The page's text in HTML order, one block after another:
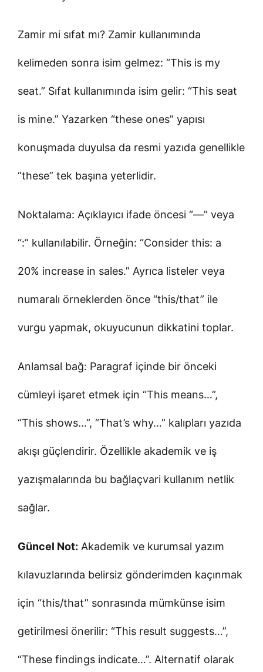
Zamir mi sıfat mı? Zamir kullanımında
kelimeden sonra isim gelmez: “This is my
seat.” Sıfat kullanımında isim gelir: “This seat
is mine.” Yazarken “these ones” yapısı
konuşmada duyulsa da resmi yazıda genellikle
“these” tek başına yeterlidir.
Noktalama: Açıklayıcı ifade öncesi “—” veya
“:” kullanılabilir. Örneğin: “Consider this: a
20% increase in sales.” Ayrıca listeler veya
numaralı örneklerden önce “this/that” ile
vurgu yapmak, okuyucunun dikkatini toplar.
Anlamsal bağ: Paragraf içinde bir önceki
cümleyi işaret etmek için “This means…”,
“This shows…”, “That’s why…” kalıpları yazıda
akışı güçlendirir. Özellikle akademik ve iş
yazışmalarında bu bağlaçvari kullanım netlik
sağlar.
Güncel Not: Akademik ve kurumsal yazım
kılavuzlarında belirsiz gönderimden kaçınmak
için “this/that” sonrasında mümkünse isim
getirilmesi önerilir: “This result suggests…”,
“These findings indicate…”. Alternatif olarak